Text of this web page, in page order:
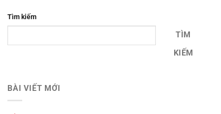
Tìm kiếm
TÌM
KIẾM
BÀI VIẾT MỚI